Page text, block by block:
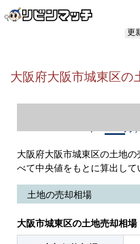
更
大阪府大阪市城東区の
大阪府大阪市城東区の土地
べて中央値をもとに算出して
土地の売却相場
大阪市城東区の土地売却相場